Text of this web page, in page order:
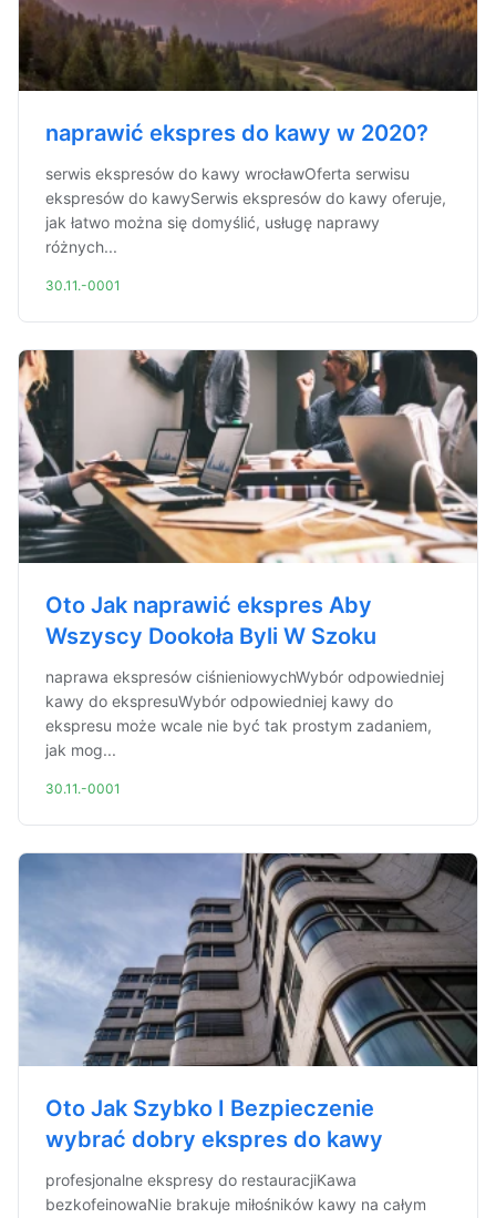
naprawić ekspres do kawy w 2020?
serwis ekspresów do kawy wrocławOferta serwisu
ekspresów do kawySerwis ekspresów do kawy oferuje,
jak łatwo można się domyślić, usługę naprawy
różnych...
30.11.-0001
Oto Jak naprawić ekspres Aby
Wszyscy Dookoła Byli W Szoku
naprawa ekspresów ciśnieniowychWybór odpowiedniej
kawy do ekspresuWybór odpowiedniej kawy do
ekspresu może wcale nie być tak prostym zadaniem,
jak mog...
30.11.-0001
Oto Jak Szybko I Bezpieczenie
wybrać dobry ekspres do kawy
profesjonalne ekspresy do restauracjiKawa
bezkofeinowaNie brakuje miłośników kawy na całym